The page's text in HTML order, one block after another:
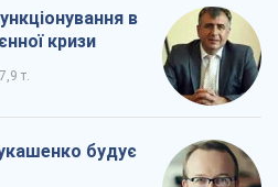
в
кризи
7,9 т.
будує